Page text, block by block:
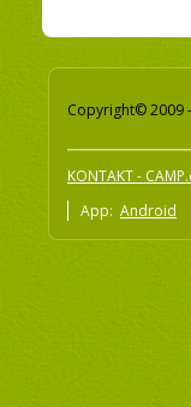
Copyright© 2009
KONTAKT -
App: Android